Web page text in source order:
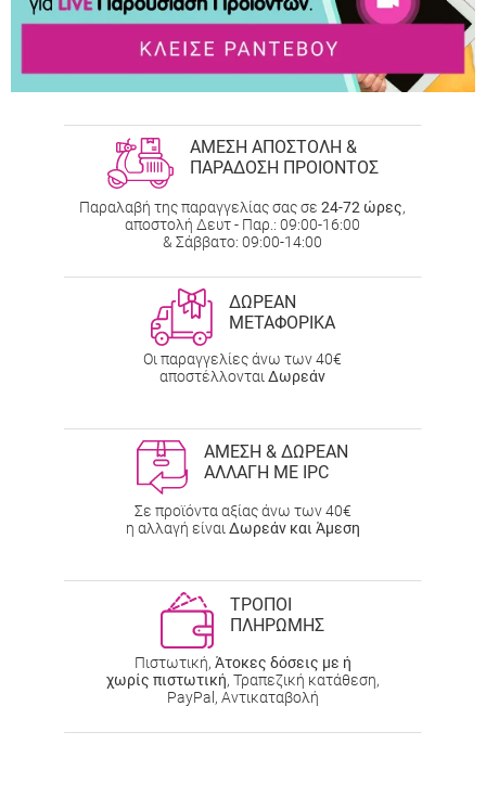
ΑΜΕΣΗ ΑΠΟΣΤΟΛΗ &
ΠΑΡΑΔΟΣΗ ΠΡΟΙΟΝΤΟΣ
Παραλαβή της παραγγελίας σας σε 24-72 ώρες,
αποστολή Δευτ - Παρ.: 09:00-16:00
& Σάββατο: 09:00-14:00
ΔΩΡΕΑΝ
ΜΕΤΑΦΟΡΙΚΑ
Οι παραγγελίες άνω των 40€
αποστέλλονταιΔωρεάν
ΑΜΕΣΗ & ΔΩΡΕΑΝ
ΑΛΛΑΓΗ ΜΕ IPC
Σε προϊόντα αξίας άνω των 40€
η αλλαγή είναιΔωρεάν και Άμεση
ΤΡΟΠΟΙ
ΠΛΗΡΩΜΗΣ
Πιστωτική, Άτοκες δόσεις με ή
χωρίς πιστωτική, Τραπεζική κατάθεση,
PayPal, Αντικαταβολή